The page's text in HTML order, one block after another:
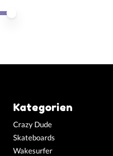
Kategorien
Crazy Dude
Skateboards
Wakesurfer